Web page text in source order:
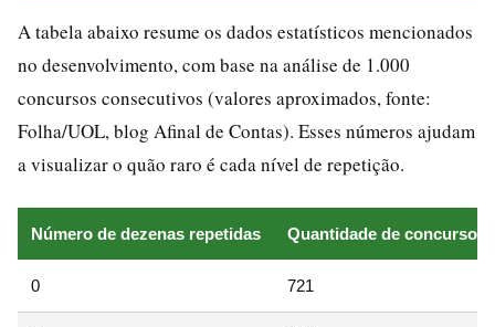
A tabela abaixo resume os dados estatísticos mencionados
no desenvolvimento, com base na análise de 1.000
concursos consecutivos (valores aproximados, fonte:
Folha/UOL, blog Afinal de Contas). Esses números ajudam
a visualizar o quão raro é cada nível de repetição.
Número de dezenas repetidas Quantidade de concursos
0 721